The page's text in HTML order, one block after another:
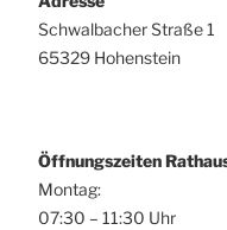
Schwalbacher Straße 1
65329 Hohenstein
Öffnungszeiten
Montag:
07:30 – 11:30 Uhr